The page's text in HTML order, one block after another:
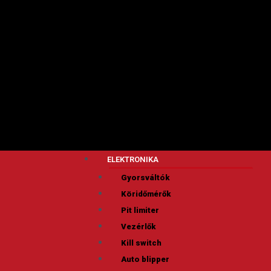
ELEKTRONIKA
Gyorsváltók
Köridőmérők
Pit limiter
Vezérlők
Kill switch
Auto blipper